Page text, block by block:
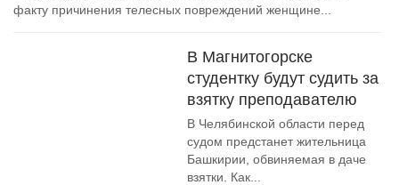
факту причинения телесных повреждений женщине...
В Магнитогорске
студентку будут судить за
взятку преподавателю
В Челябинской области перед
судом предстанет жительница
Башкирии, обвиняемая в даче
взятки. Как...